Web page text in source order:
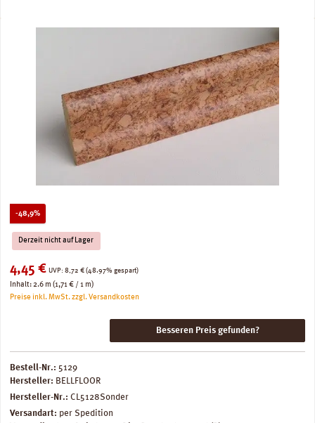
-48,9%Rabatt
Derzeit nicht auf Lager
Verkaufspreis:
4,45 € UVP: Regulärer Preis:
8,72 € (48.97% gespart)
Inhalt:2.6 m (1,71 € / 1 m)
Preise inkl. MwSt. zzgl. Versandkosten
Besseren Preis gefunden?
Bestell-Nr.: 5129
Hersteller: BELLFLOOR
Hersteller-Nr.: CL5128Sonder
Versandart: per Spedition